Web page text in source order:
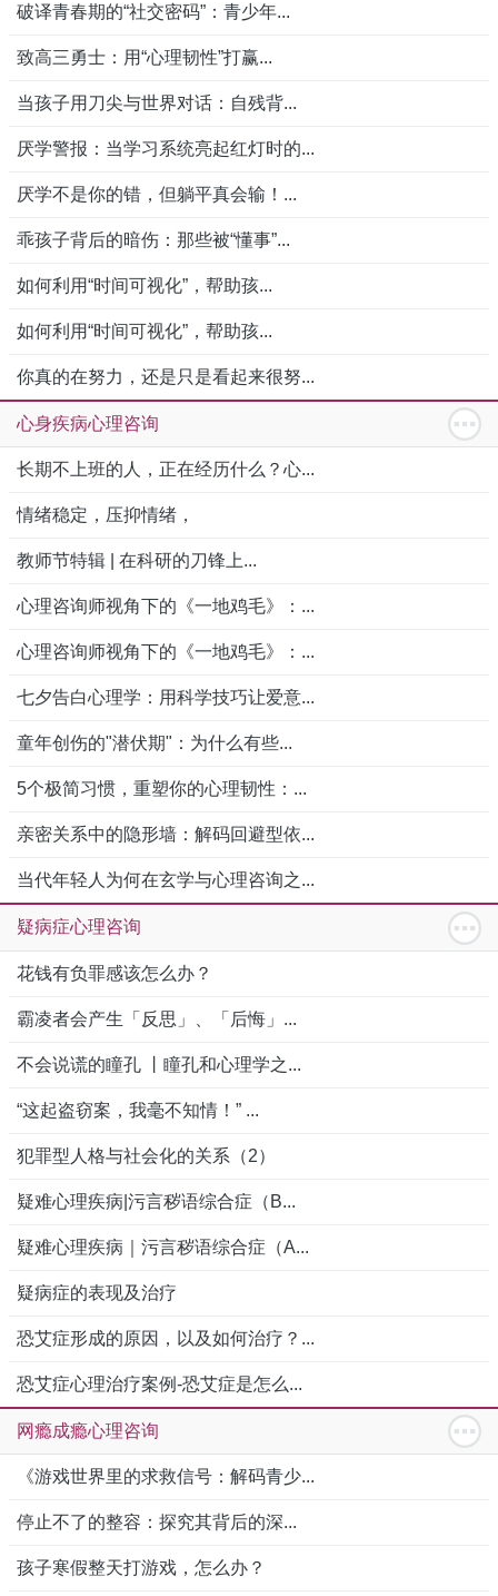
破译青春期的“社交密码”：青少年...
致高三勇士：用“心理韧性”打赢...
当孩子用刀尖与世界对话：自残背...
厌学警报：当学习系统亮起红灯时的...
厌学不是你的错，但躺平真会输！...
乖孩子背后的暗伤：那些被“懂事”...
如何利用“时间可视化”，帮助孩...
如何利用“时间可视化”，帮助孩...
你真的在努力，还是只是看起来很努...
心身疾病心理咨询
长期不上班的人，正在经历什么？心...
情绪稳定，压抑情绪，
教师节特辑 | 在科研的刀锋上...
心理咨询师视角下的《一地鸡毛》：...
心理咨询师视角下的《一地鸡毛》：...
七夕告白心理学：用科学技巧让爱意...
童年创伤的"潜伏期"：为什么有些...
5个极简习惯，重塑你的心理韧性：...
亲密关系中的隐形墙：解码回避型依...
当代年轻人为何在玄学与心理咨询之...
疑病症心理咨询
花钱有负罪感该怎么办？
霸凌者会产生「反思」、「后悔」...
不会说谎的瞳孔 丨瞳孔和心理学之...
“这起盗窃案，我毫不知情！” ...
犯罪型人格与社会化的关系（2）
疑难心理疾病|污言秽语综合症（B...
疑难心理疾病｜污言秽语综合症（A...
疑病症的表现及治疗
恐艾症形成的原因，以及如何治疗？...
恐艾症心理治疗案例-恐艾症是怎么...
网瘾成瘾心理咨询
《游戏世界里的求救信号：解码青少...
停止不了的整容：探究其背后的深...
孩子寒假整天打游戏，怎么办？